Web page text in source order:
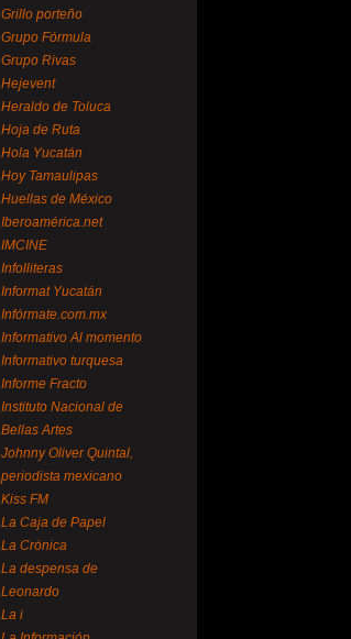
Grillo porteño
Grupo Fórmula
Grupo Rivas
Hejevent
Heraldo de Toluca
Hoja de Ruta
Hola Yucatán
Hoy Tamaulipas
Huellas de México
Iberoamérica.net
IMCINE
Infolliteras
Informat Yucatán
Infórmate.com.mx
Informativo Al momento
Informativo turquesa
Informe Fracto
Instituto Nacional de
Bellas Artes
Johnny Oliver Quintal,
periodista mexicano
Kiss FM
La Caja de Papel
La Crónica
La despensa de
Leonardo
La i